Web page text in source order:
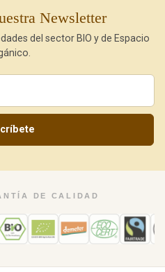
Newsletter
del sector BIO y de Espacio
DE CALIDAD